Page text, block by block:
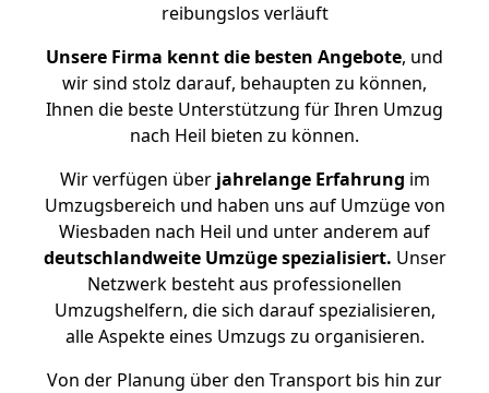
reibungslos verläuft
Unsere Firma kennt die besten Angebote, und
wir sind stolz darauf, behaupten zu können,
Ihnen die beste Unterstützung für Ihren Umzug
nach Heil bieten zu können.
Wir verfügen überjahrelange Erfahrung im
Umzugsbereich und haben uns auf Umzüge von
Wiesbaden nach Heil und unter anderem auf
deutschlandweite Umzüge spezialisiert. Unser
Netzwerk besteht aus professionellen
Umzugshelfern, die sich darauf spezialisieren,
alle Aspekte eines Umzugs zu organisieren.
Von der Planung über den Transport bis hin zur